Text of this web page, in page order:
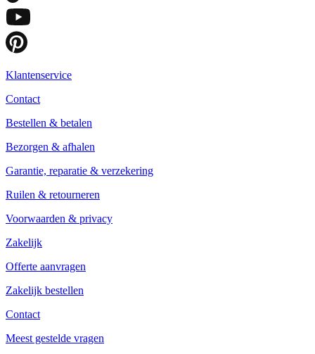
Klantenservice
Contact
Bestellen & betalen
Bezorgen & afhalen
Garantie, reparatie & verzekering
Ruilen & retourneren
Voorwaarden & privacy
Zakelijk
Offerte aanvragen
Zakelijk bestellen
Contact
Meest gestelde vragen